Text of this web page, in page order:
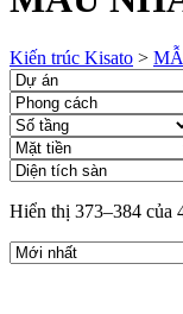
Kiến trúc Kisato >
Hiển thị 373–384 của